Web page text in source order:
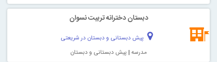
دبستان دخترانه تربیت نسوان
پیش دبستانی و دبستان در شریعتی
مدرسه | پیش دبستانی و دبستان